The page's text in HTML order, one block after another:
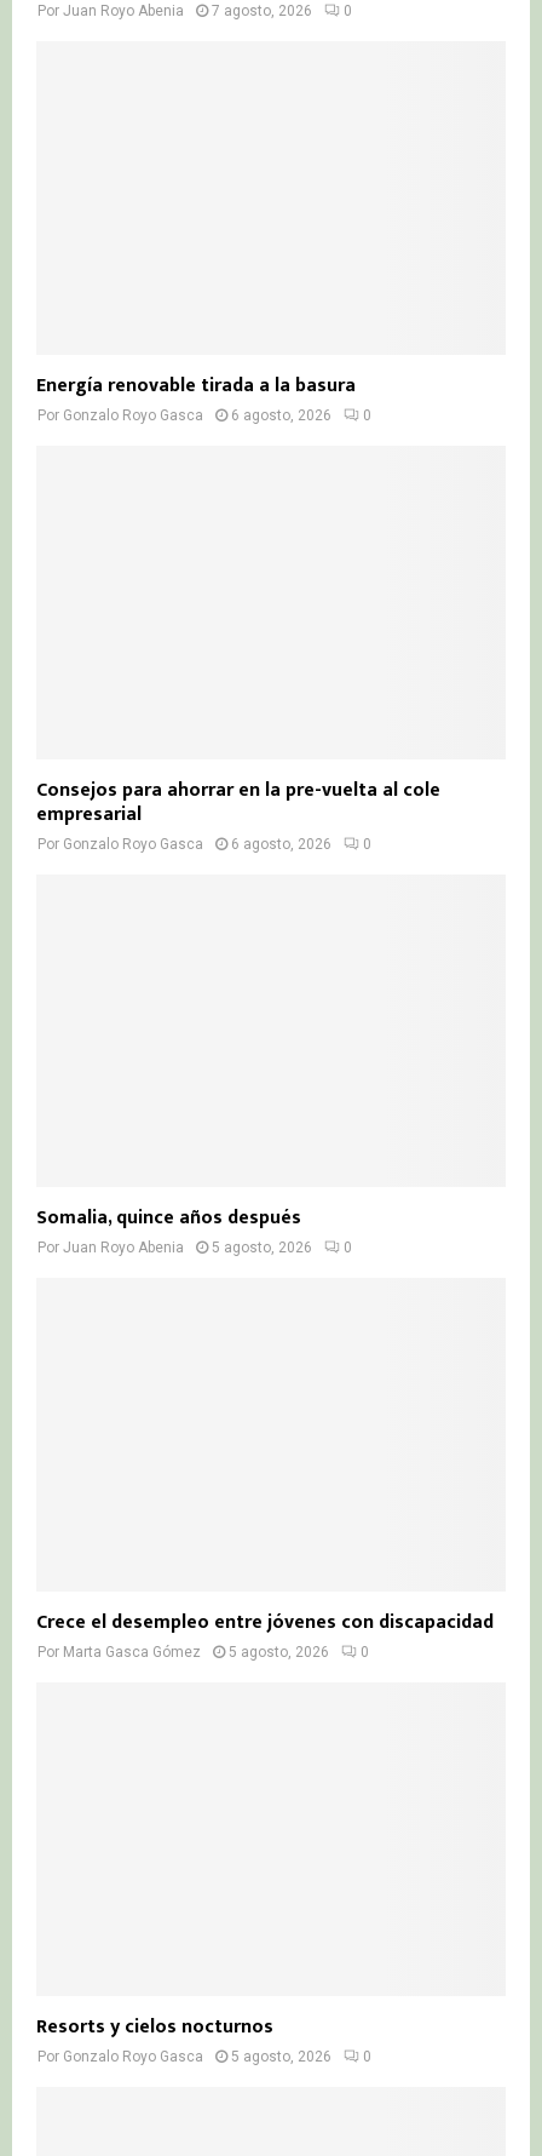
Por Juan Royo Abenia 7 agosto, 2026 0
Energía renovable tirada a la basura
Por Gonzalo Royo Gasca 6 agosto, 2026 0
Consejos para ahorrar en la pre-vuelta al cole
empresarial
Por Gonzalo Royo Gasca 6 agosto, 2026 0
Somalia, quince años después
Por Juan Royo Abenia 5 agosto, 2026 0
Crece el desempleo entre jóvenes con discapacidad
Por Marta Gasca Gómez 5 agosto, 2026 0
Resorts y cielos nocturnos
Por Gonzalo Royo Gasca 5 agosto, 2026 0